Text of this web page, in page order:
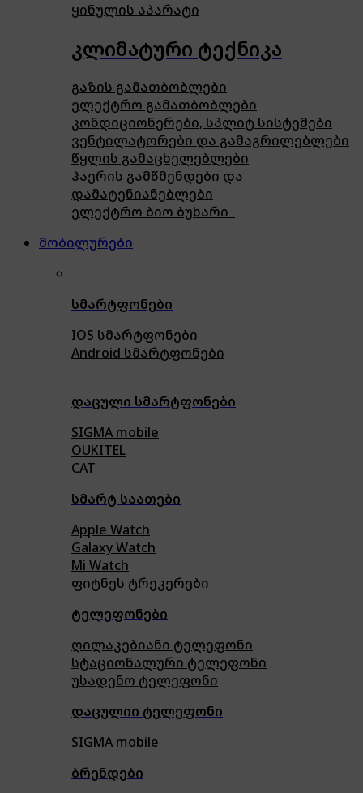
ყინულის აპარატი
კლიმატური ტექნიკა
გაზის გამათბობლები
ელექტრო გამათბობლები
კონდიციონერები, სპლიტ სისტემები
ვენტილატორები და გამაგრილებლები
წყლის გამაცხელებლები
ჰაერის გამწმენდები და
დამატენიანებლები
ელექტრო ბიო ბუხარი
მობილურები
სმარტფონები
IOS სმარტფონები
Android სმარტფონები
დაცული სმარტფონები
SIGMA mobile
OUKITEL
CAT
სმარტ საათები
Apple Watch
Galaxy Watch
Mi Watch
ფიტნეს ტრეკერები
ტელეფონები
ღილაკებიანი ტელეფონი
სტაციონალური ტელეფონი
უსადენო ტელეფონი
დაცულიი ტელეფონი
SIGMA mobile
ბრენდები